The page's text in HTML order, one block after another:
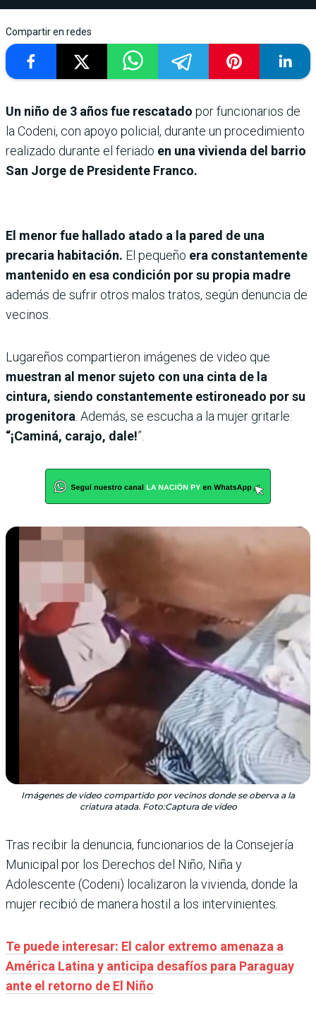
Compartir en redes
Un niño de 3 años fue rescatado por funcionarios de
la Codeni, con apoyo policial, durante un procedimiento
realizado durante el feriado en una vivienda del barrio
San Jorge de Presidente Franco.
El menor fue hallado atado a la pared de una
precaria habitación. El pequeño era constantemente
mantenido en esa condición por su propia madre
además de sufrir otros malos tratos, según denuncia de
vecinos.
Lugareños compartieron imágenes de video que
muestran al menor sujeto con una cinta de la
cintura, siendo constantemente estironeado por su
progenitora . Además, se escucha a la mujer gritarle:
“¡Caminá, carajo, dale!”.
Imágenes de video compartido por vecinos donde se oberva a la
criatura atada. Foto:Captura de video
Tras recibir la denuncia, funcionarios de la Consejería
Municipal por los Derechos del Niño, Niña y
Adolescente (Codeni) localizaron la vivienda, donde la
mujer recibió de manera hostil a los intervinientes.
Te puede interesar: El calor extremo amenaza a
América Latina y anticipa desafíos para Paraguay
ante el retorno de El Niño